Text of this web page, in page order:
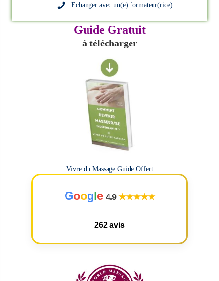
Echanger avec un(e) formateur(rice)
Guide Gratuit
à télécharger
Vivre du Massage Guide Offert
Google 4.9★★★★★
262 avis